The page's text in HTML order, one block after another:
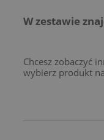
W zestawie
Chcesz zobaczyć
wybierz produkt